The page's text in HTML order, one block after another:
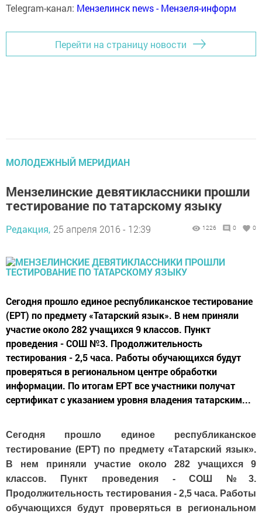
Telegram-канал: Мензелинск news - Мензеля-информ
Перейти на страницу новости
МОЛОДЕЖНЫЙ МЕРИДИАН
Мензелинские девятиклассники прошли
тестирование по татарскому языку
Редакция, 25 апреля 2016 - 12:39 1226 0 0
Сегодня прошло единое республиканское тестирование
(ЕРТ) по предмету «Татарский язык». В нем приняли
участие около 282 учащихся 9 классов. Пункт
проведения - СОШ №3. Продолжительность
тестирования - 2,5 часа. Работы обучающихся будут
проверяться в региональном центре обработки
информации. По итогам ЕРТ все участники получат
сертификат с указанием уровня владения татарским...
Сегодня прошло единое республиканское
тестирование (ЕРТ) по предмету «Татарский язык».
В нем приняли участие около 282 учащихся 9
классов. Пункт проведения - СОШ №3.
Продолжительность тестирования - 2,5 часа. Работы
обучающихся будут проверяться в региональном